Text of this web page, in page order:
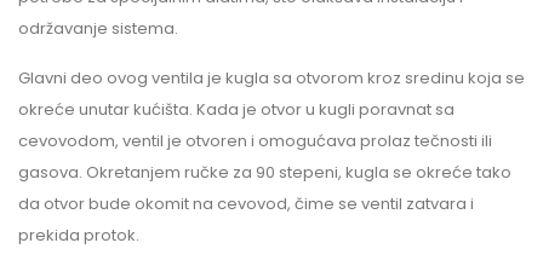
održavanje sistema.
Glavni deo ovog ventila je kugla sa otvorom kroz sredinu koja se
okreće unutar kućišta. Kada je otvor u kugli poravnat sa
cevovodom, ventil je otvoren i omogućava prolaz tečnosti ili
gasova. Okretanjem ručke za 90 stepeni, kugla se okreće tako
da otvor bude okomit na cevovod, čime se ventil zatvara i
prekida protok.